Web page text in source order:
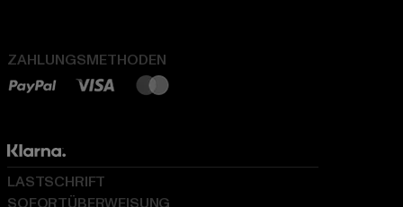
ZAHLUNGSMETHODEN
LASTSCHRIFT